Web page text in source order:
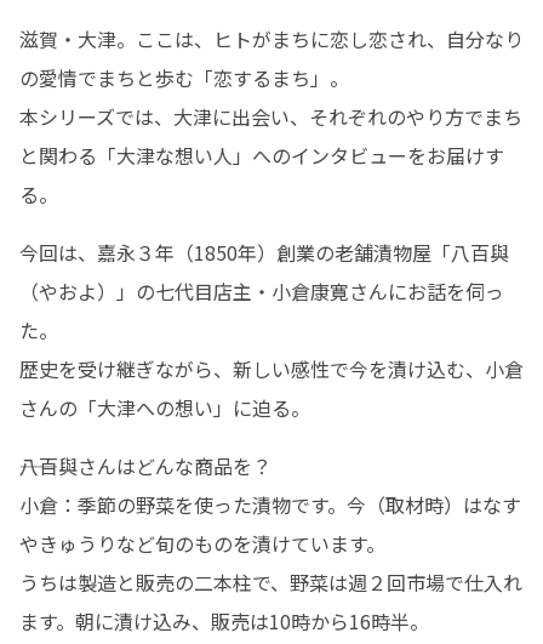
滋賀・大津。ここは、ヒトがまちに恋し恋され、自分なり
の愛情でまちと歩む「恋するまち」。
本シリーズでは、大津に出会い、それぞれのやり方でまち
と関わる「大津な想い人」へのインタビューをお届けす
る。
今回は、嘉永３年（1850年）創業の老舗漬物屋「八百與
（やおよ）」の七代目店主・小倉康寛さんにお話を伺っ
た。
歴史を受け継ぎながら、新しい感性で今を漬け込む、小倉
さんの「大津への想い」に迫る。
――八百與さんはどんな商品を？
小倉：季節の野菜を使った漬物です。今（取材時）はなす
やきゅうりなど旬のものを漬けています。
うちは製造と販売の二本柱で、野菜は週２回市場で仕入れ
ます。朝に漬け込み、販売は10時から16時半。